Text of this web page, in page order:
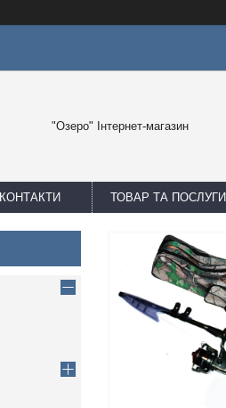
"Озеро" Інтернет-магазин
КОНТАКТИ ТОВАР ТА ПОСЛУГИ